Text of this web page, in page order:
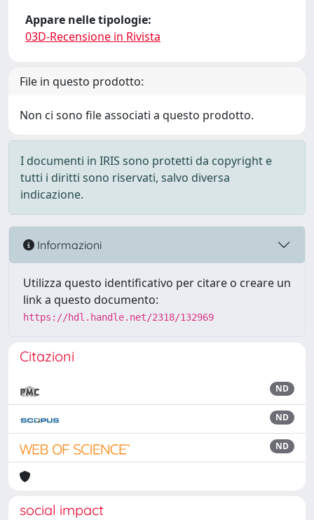
Appare nelle tipologie:
03D-Recensione in Rivista
File in questo prodotto:
Non ci sono file associati a questo prodotto.
I documenti in IRIS sono protetti da copyright e
tutti i diritti sono riservati, salvo diversa
indicazione.
Informazioni
Utilizza questo identificativo per citare o creare un
link a questo documento:
https://hdl.handle.net/2318/132969
Citazioni
ND
ND
ND
social impact